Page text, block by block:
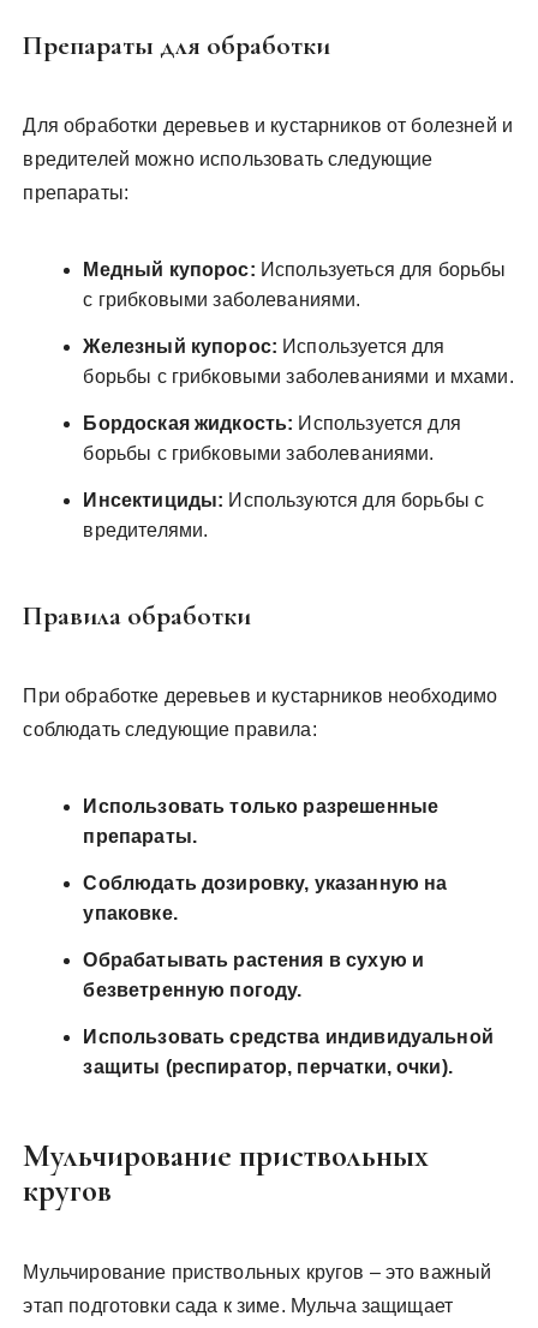
Препараты для обработки
Для обработки деревьев и кустарников от болезней и
вредителей можно использовать следующие
препараты:
Медный купорос: Используеться для борьбы
с грибковыми заболеваниями.
Железный купорос: Используется для
борьбы с грибковыми заболеваниями и мхами.
Бордоская жидкость: Используется для
борьбы с грибковыми заболеваниями.
Инсектициды: Используются для борьбы с
вредителями.
Правила обработки
При обработке деревьев и кустарников необходимо
соблюдать следующие правила:
Использовать только разрешенные
препараты.
Соблюдать дозировку, указанную на
упаковке.
Обрабатывать растения в сухую и
безветренную погоду.
Использовать средства индивидуальной
защиты (респиратор, перчатки, очки).
Мульчирование приствольных
кругов
Мульчирование приствольных кругов – это важный
этап подготовки сада к зиме. Мульча защищает